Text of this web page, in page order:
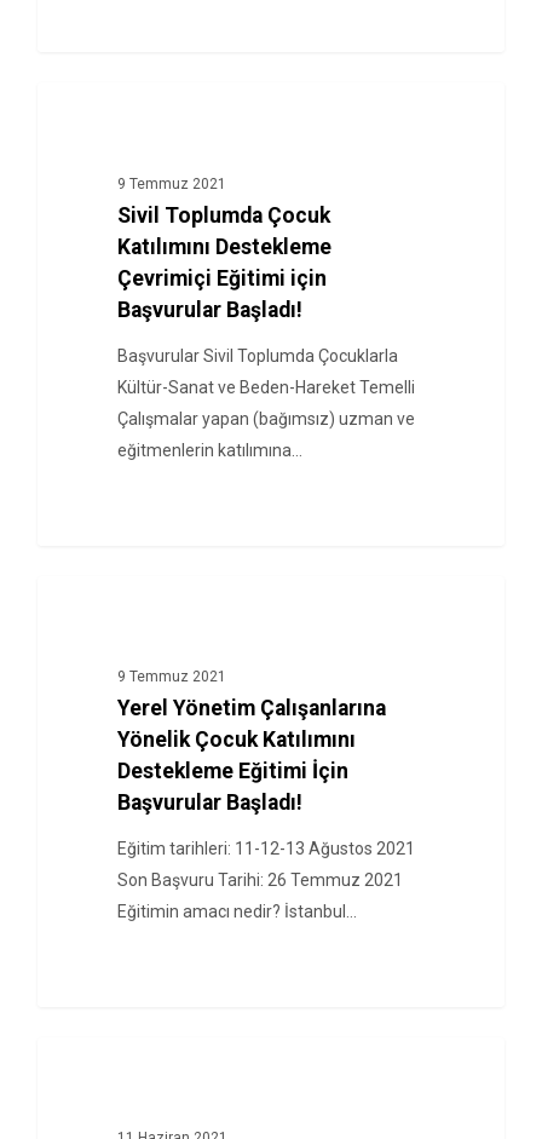
9 Temmuz 2021
Sivil Toplumda Çocuk
Katılımını Destekleme
Çevrimiçi Eğitimi için
Başvurular Başladı!
Başvurular Sivil Toplumda Çocuklarla
Kültür-Sanat ve Beden-Hareket Temelli
Çalışmalar yapan (bağımsız) uzman ve
eğitmenlerin katılımına…
9 Temmuz 2021
Yerel Yönetim Çalışanlarına
Yönelik Çocuk Katılımını
Destekleme Eğitimi İçin
Başvurular Başladı!
Eğitim tarihleri: 11-12-13 Ağustos 2021
Son Başvuru Tarihi: 26 Temmuz 2021
Eğitimin amacı nedir? İstanbul…